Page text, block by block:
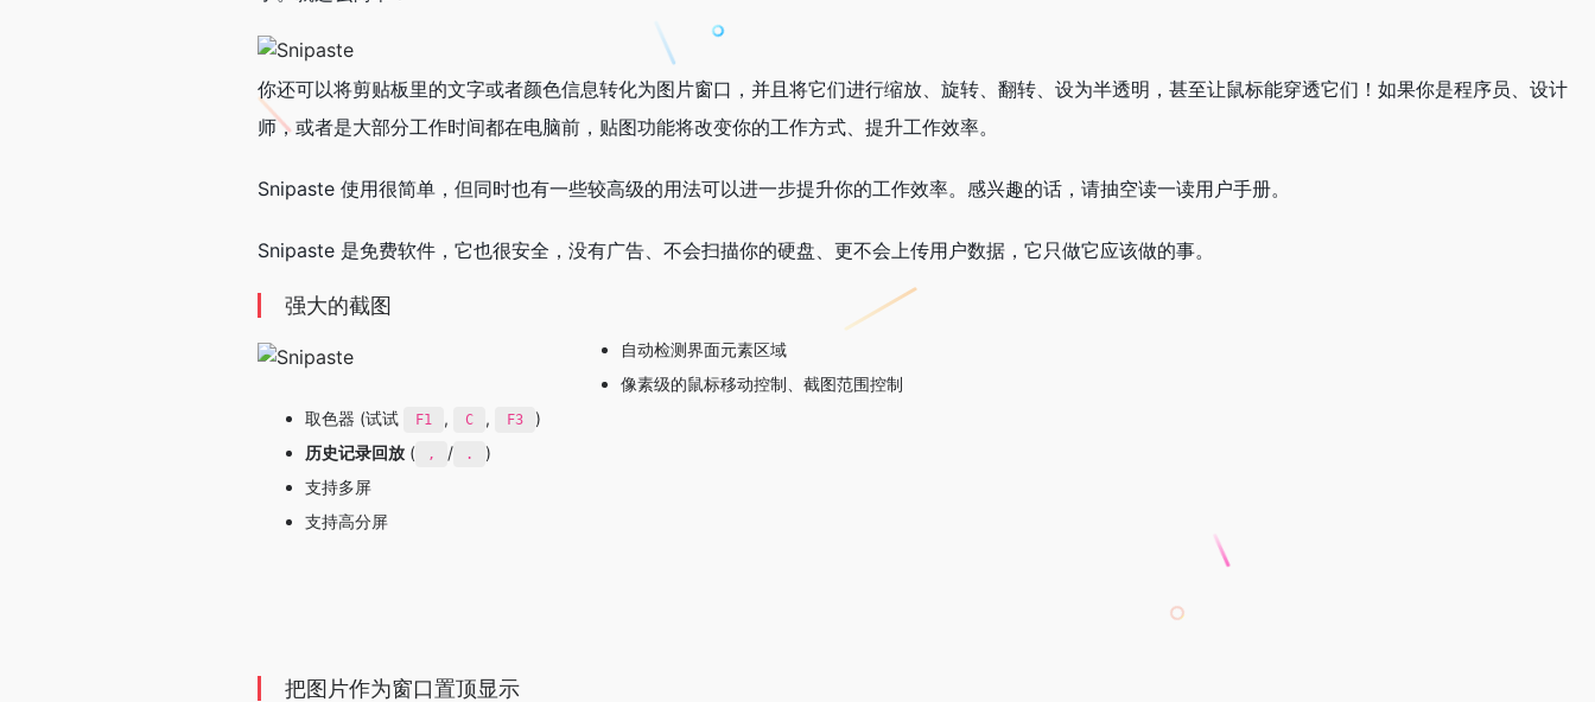
你还可以将剪贴板里的文字或者颜色信息转化为图片窗口，并且将它们进行缩放、旋转、翻转、设为半透明，甚至让鼠标能穿透它们！如果你是程序员、设计
师，或者是大部分工作时间都在电脑前，贴图功能将改变你的工作方式、提升工作效率。
Snipaste 使用很简单，但同时也有一些较高级的用法可以进一步提升你的工作效率。感兴趣的话，请抽空读一读用户手册。
Snipaste 是免费软件，它也很安全，没有广告、不会扫描你的硬盘、更不会上传用户数据，它只做它应该做的事。
强大的截图
自动检测界面元素区域
像素级的鼠标移动控制、截图范围控制
取色器 (试试
F1 , C , F3
)
历史记录回放 ( , / .
)
支持多屏
支持高分屏
把图片作为窗口置顶显示